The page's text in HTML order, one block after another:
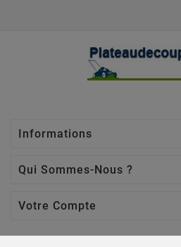
Informations
Qui Sommes-Nous ?
Votre Compte